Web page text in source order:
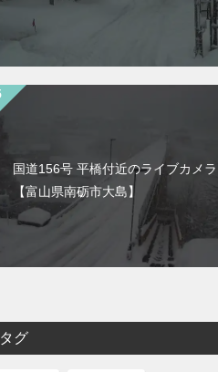
国道156号 平橋付近のライブカメラ
【富山県南砺市大島】
タグ